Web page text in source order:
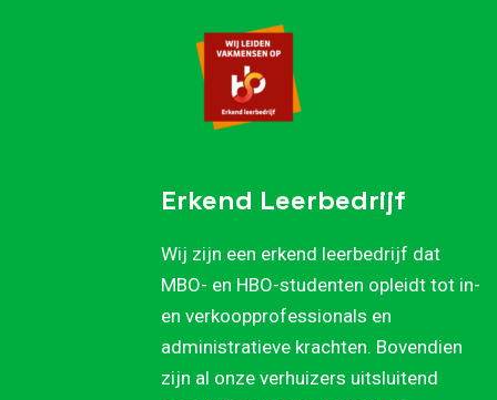
Erkend Leerbedrijf
Wij zijn een erkend leerbedrijf dat
MBO- en HBO-studenten opleidt tot in-
en verkoopprofessionals en
administratieve krachten. Bovendien
zijn al onze verhuizers uitsluitend